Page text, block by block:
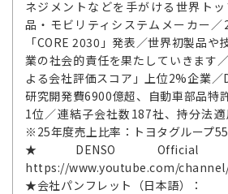
ネジメントなどを手がける世界ト
品・モビリティシステムメーカー
「CORE 2030」発表／世界初製品や
業の社会的責任を果たしていきます
よる会社評価スコア」上位2%企業
研究開発費6900億超、自動車部品特
1位／連結子会社数187社、持分法
※25年度売上比率：トヨタグループ
★DENSO Official
https://www.youtube.com/channel/
★会社パンフレット（日本語）：